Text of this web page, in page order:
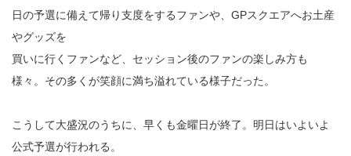
日の予選に備えて帰り支度をするファンや、GPスクエアへお土産
やグッズを
買いに行くファンなど、セッション後のファンの楽しみ方も
様々。その多くが笑顔に満ち溢れている様子だった。
こうして大盛況のうちに、早くも金曜日が終了。明日はいよいよ
公式予選が行われる。